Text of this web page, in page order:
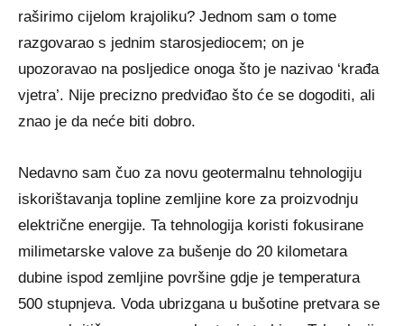
raširimo cijelom krajoliku? Jednom sam o tome
razgovarao s jednim starosjediocem; on je
upozoravao na posljedice onoga što je nazivao ‘krađa
vjetra’. Nije precizno predviđao što će se dogoditi, ali
znao je da neće biti dobro.
Nedavno sam čuo za novu geotermalnu tehnologiju
iskorištavanja topline zemljine kore za proizvodnju
električne energije. Ta tehnologija koristi fokusirane
milimetarske valove za bušenje do 20 kilometara
dubine ispod zemljine površine gdje je temperatura
500 stupnjeva. Voda ubrizgana u bušotine pretvara se